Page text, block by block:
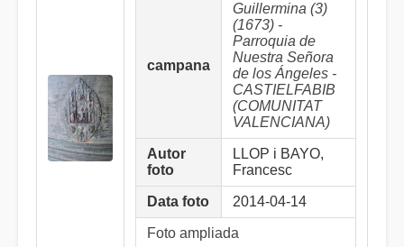
campana
Guillermina (3)
(1673) -
Parroquia de
Nuestra Señora
de los Ángeles -
CASTIELFABIB
(COMUNITAT
VALENCIANA)
Autor
foto
LLOP i BAYO,
Francesc
Data foto 2014-04-14
Foto ampliada